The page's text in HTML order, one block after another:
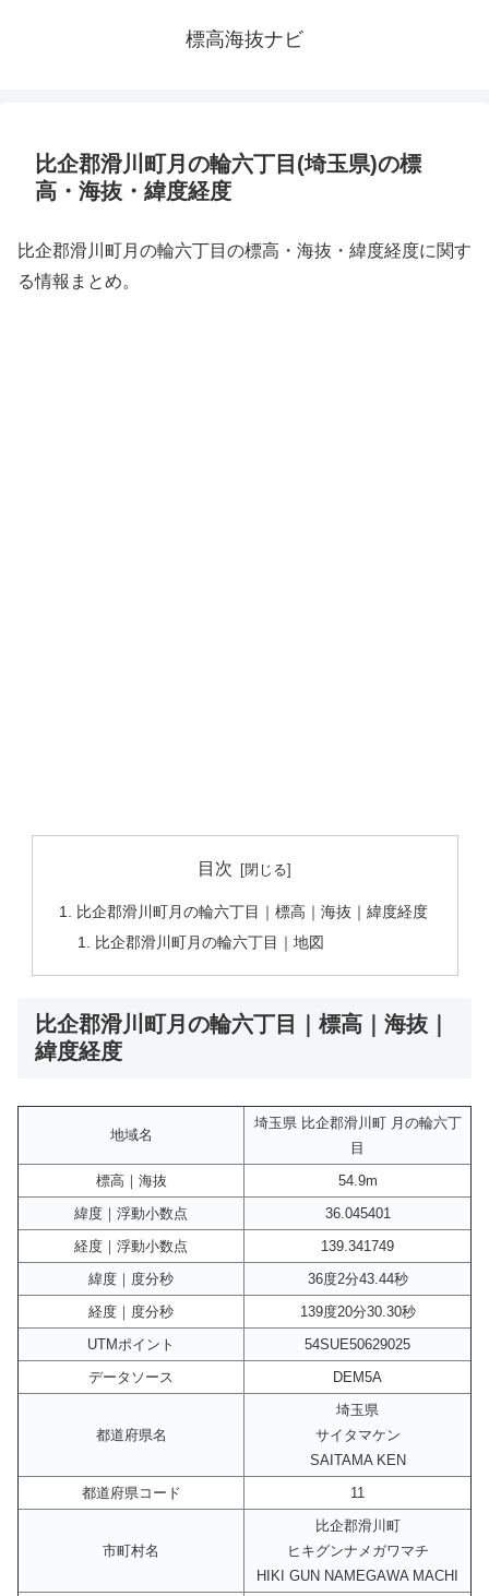
標高海抜ナビ
比企郡滑川町月の輪六丁目(埼玉県)の標
高・海抜・緯度経度
比企郡滑川町月の輪六丁目の標高・海抜・緯度経度に関す
る情報まとめ。
目次
比企郡滑川町月の輪六丁目｜標高｜海抜｜緯度経度
比企郡滑川町月の輪六丁目｜地図
比企郡滑川町月の輪六丁目｜標高｜海抜｜
緯度経度
地域名
埼玉県 比企郡滑川町 月の輪六丁
目
標高｜海抜
54.9m
緯度｜浮動小数点
36.045401
経度｜浮動小数点
139.341749
緯度｜度分秒
36度2分43.44秒
経度｜度分秒
139度20分30.30秒
UTMポイント
54SUE50629025
データソース
DEM5A
都道府県名
埼玉県
サイタマケン
SAITAMA KEN
都道府県コード
11
市町村名
比企郡滑川町
ヒキグンナメガワマチ
HIKI GUN NAMEGAWA MACHI